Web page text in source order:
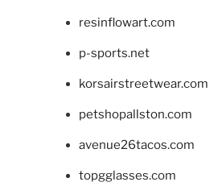
resinflowart.com
p-sports.net
korsairstreetwear.com
petshopallston.com
avenue26tacos.com
topgglasses.com